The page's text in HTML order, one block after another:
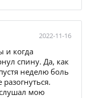
2022-11-16
и когда
спину. Да, как
неделю боль
мою